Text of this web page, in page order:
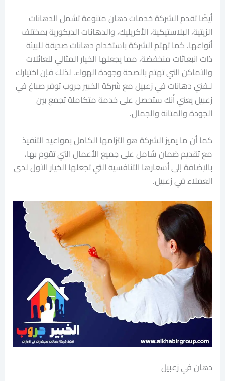
أيضًا تقدم الشركة خدمات دهان متنوعة تشمل الدهانات
الزيتية، البلاستيكية، الأكريليك، والدهانات الديكورية بمختلف
أنواعها. كما تهتم الشركة باستخدام دهانات صديقة للبيئة
ذات انبعاثات منخفضة، مما يجعلها الخيار المثالي للعائلات
والأماكن التي تهتم بالصحة وجودة الهواء. لذلك فإن اختيارك
لـفني دهانات في زعبيل مع شركة الخبير جروب توفر صباغ في
زعبيل يعني أنك ستحصل على خدمة متكاملة تجمع بين
الجودة والمتانة والجمال.
كما أن ما يميز الشركة هو التزامها الكامل بمواعيد التنفيذ
مع تقديم ضمان شامل على جميع الأعمال التي تقوم بها،
بالإضافة إلى أسعارها التنافسية التي تجعلها الخيار الأول لدى
العملاء في زعبيل.
دهان في زعبيل